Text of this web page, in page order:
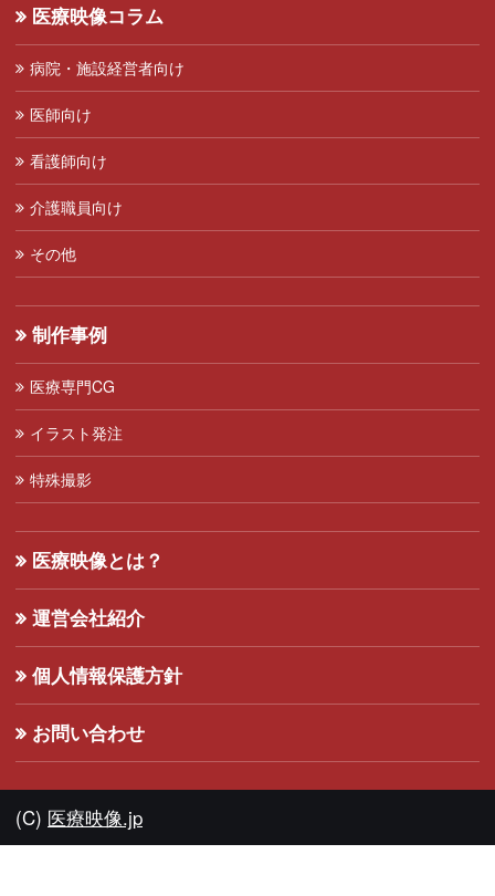
医療映像コラム
病院・施設経営者向け
医師向け
看護師向け
介護職員向け
その他
制作事例
医療専門CG
イラスト発注
特殊撮影
医療映像とは？
運営会社紹介
個人情報保護方針
お問い合わせ
(C) 医療映像.jp